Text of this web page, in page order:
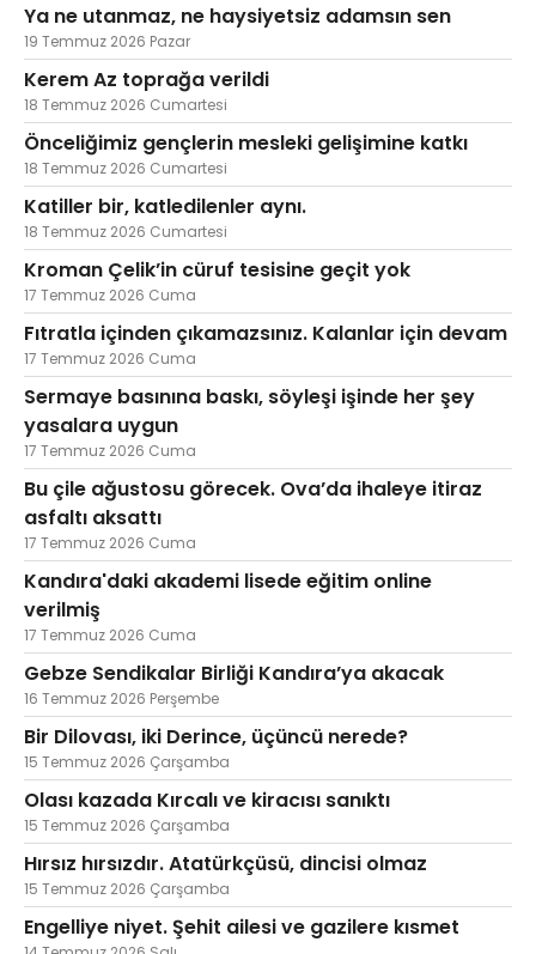
Ya ne utanmaz, ne haysiyetsiz adamsın sen
19 Temmuz 2026 Pazar
Kerem Az toprağa verildi
18 Temmuz 2026 Cumartesi
Önceliğimiz gençlerin mesleki gelişimine katkı
18 Temmuz 2026 Cumartesi
Katiller bir, katledilenler aynı.
18 Temmuz 2026 Cumartesi
Kroman Çelik’in cüruf tesisine geçit yok
17 Temmuz 2026 Cuma
Fıtratla içinden çıkamazsınız. Kalanlar için devam
17 Temmuz 2026 Cuma
Sermaye basınına baskı, söyleşi işinde her şey
yasalara uygun
17 Temmuz 2026 Cuma
Bu çile ağustosu görecek. Ova’da ihaleye itiraz
asfaltı aksattı
17 Temmuz 2026 Cuma
Kandıra'daki akademi lisede eğitim online
verilmiş
17 Temmuz 2026 Cuma
Gebze Sendikalar Birliği Kandıra’ya akacak
16 Temmuz 2026 Perşembe
Bir Dilovası, iki Derince, üçüncü nerede?
15 Temmuz 2026 Çarşamba
Olası kazada Kırcalı ve kiracısı sanıktı
15 Temmuz 2026 Çarşamba
Hırsız hırsızdır. Atatürkçüsü, dincisi olmaz
15 Temmuz 2026 Çarşamba
Engelliye niyet. Şehit ailesi ve gazilere kısmet